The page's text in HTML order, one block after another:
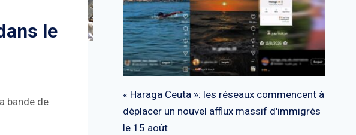
le
bande de
« Haraga Ceuta »: les réseaux commencent à
déplacer un nouvel afflux massif d'immigrés
le 15 août